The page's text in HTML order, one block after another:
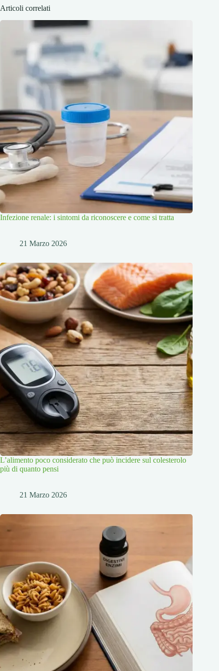
Articoli correlati
Infezione renale: i sintomi da riconoscere e come si tratta
21 Marzo 2026
L’alimento poco considerato che può incidere sul colesterolo
più di quanto pensi
21 Marzo 2026